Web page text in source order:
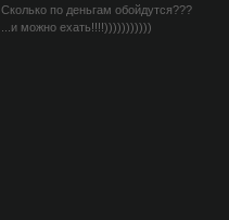
Сколько по деньгам обойдутся???
...и можно ехать!!!!)))))))))))